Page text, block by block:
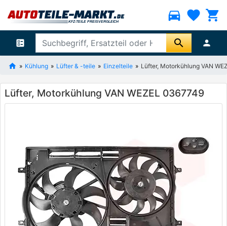
directions_car favorite shopping_cart
ballot search person
Kühlung Lüfter & -teile Einzelteile Lüfter, Motorkühlung VAN
Lüfter, Motorkühlung VAN WEZEL 0367749